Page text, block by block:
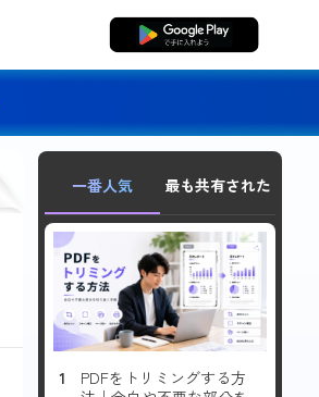
無料ダウンロード
一番人気 最も共有された
PDFをトリミングする方